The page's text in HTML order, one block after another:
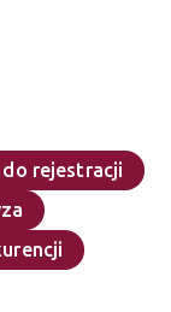
do rejestracji